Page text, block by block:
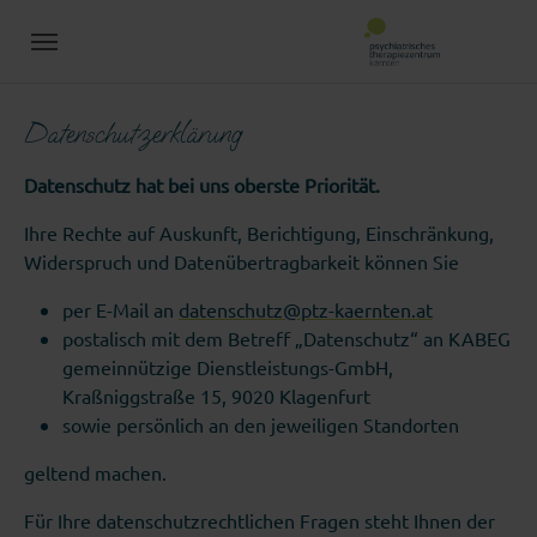
Datenschutzerklärung
Datenschutz hat bei uns oberste Priorität.
Ihre Rechte auf Auskunft, Berichtigung, Einschränkung,
Widerspruch und Datenübertragbarkeit können Sie
per E-Mail an datenschutz@ptz-kaernten.at
postalisch mit dem Betreff „Datenschutz“ an KABEG
gemeinnützige Dienstleistungs-GmbH,
Kraßniggstraße 15, 9020 Klagenfurt
sowie persönlich an den jeweiligen Standorten
geltend machen.
Für Ihre datenschutzrechtlichen Fragen steht Ihnen der